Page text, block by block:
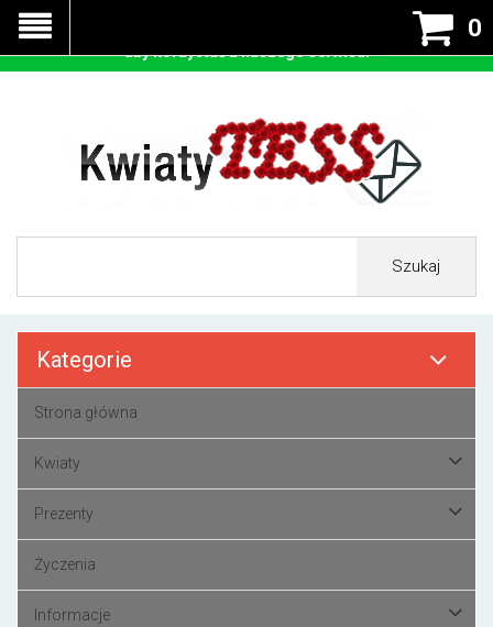
0
Szukaj
Kategorie
Strona główna
Kwiaty
Prezenty
Życzenia
Informacje
Nasza strona korzysta z cookies - czyli tzw ciastek w celu
prawidłowego działania. Zaakceptuj przyjmowanie cookies
aby korzystać z naszego serwisu.